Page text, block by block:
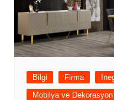
Bilgi Firma
Mobilya ve Dekorasyon